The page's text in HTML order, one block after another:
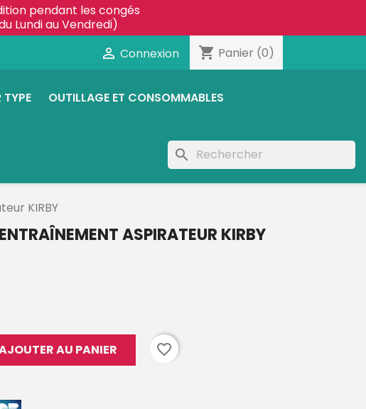
pendant les congés
Lundi au Vendredi)
 Connexion shopping_cart Panier (0)
TYPE
OUTILLAGE ET CONSOMMABLES
search
KIRBY
ASPIRATEUR KIRBY
AU PANIER
favorite_border